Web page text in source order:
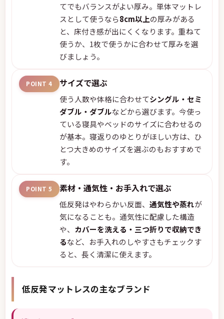
てでもバランスがよい厚み。単体マットレ
スとして使うなら8cm以上の厚みがある
と、床付き感が出にくくなります。重ねて
使うか、1枚で使うかに合わせて厚みを選
びましょう。
POINT 4 サイズで選ぶ
使う人数や体格に合わせてシングル・セミ
ダブル・ダブルなどから選びます。今使っ
ている寝具やベッドのサイズに合わせるの
が基本。寝返りのゆとりがほしい方は、ひ
とつ大きめのサイズを選ぶのもおすすめで
す。
POINT 5 素材・通気性・お手入れで選ぶ
低反発はやわらかい反面、通気性や蒸れが
気になることも。通気性に配慮した構造
や、 カバーを洗える・三つ折りで収納でき
るなど、お手入れのしやすさもチェックす
ると、長く清潔に使えます。
低反発マットレスの主なブランド